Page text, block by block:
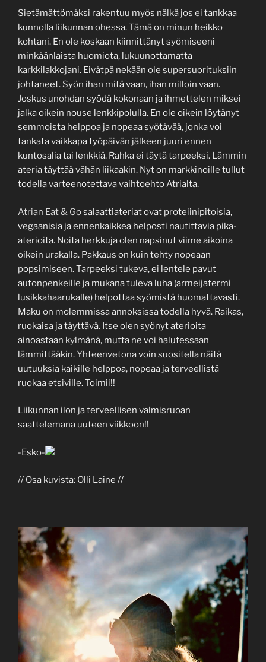
Sietämättömäksi rakentuu myös nälkä jos ei tankkaa
kunnolla liikunnan ohessa. Tämä on minun heikko
kohtani. En ole koskaan kiinnittänyt syömiseeni
minkäänlaista huomiota, lukuunottamatta
karkkilakkojani. Eivätpä nekään ole supersuorituksiin
johtaneet. Syön ihan mitä vaan, ihan milloin vaan.
Joskus unohdan syödä kokonaan ja ihmettelen miksei
jalka oikein nouse lenkkipolulla. En ole oikein löytänyt
semmoista helppoa ja nopeaa syötävää, jonka voi
tankata vaikkapa työpäivän jälkeen juuri ennen
kuntosalia tai lenkkiä. Rahka ei täytä tarpeeksi. Lämmin
ateria täyttää vähän liikaakin. Nyt on markkinoille tullut
todella varteenotettava vaihtoehto Atrialta.
Atrian Eat & Gosalaattiateriat ovat proteiinipitoisia,
vegaanisia ja ennenkaikkea helposti nautittavia pika-
aterioita. Noita herkkuja olen napsinut viime aikoina
oikein urakalla. Pakkaus on kuin tehty nopeaan
popsimiseen. Tarpeeksi tukeva, ei lentele pavut
autonpenkeille ja mukana tuleva luha (armeijatermi
lusikkahaarukalle) helpottaa syömistä huomattavasti.
Maku on molemmissa annoksissa todella hyvä. Raikas,
ruokaisa ja täyttävä. Itse olen syönyt aterioita
ainoastaan kylmänä, mutta ne voi halutessaan
lämmittääkin. Yhteenvetona voin suositella näitä
uutuuksia kaikille helppoa, nopeaa ja terveellistä
ruokaa etsiville. Toimii!!
Liikunnan ilon ja terveellisen valmisruoan
saattelemana uuteen viikkoon!!
-Esko-
// Osa kuvista: Olli Laine //